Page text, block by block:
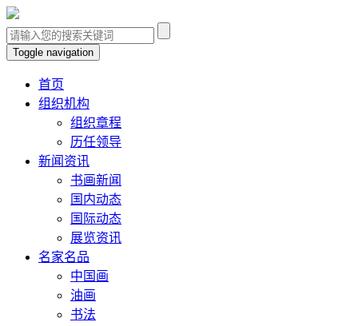
Toggle navigation
首页
组织机构
组织章程
历任领导
新闻资讯
书画新闻
国内动态
国际动态
展览资讯
名家名品
中国画
油画
书法